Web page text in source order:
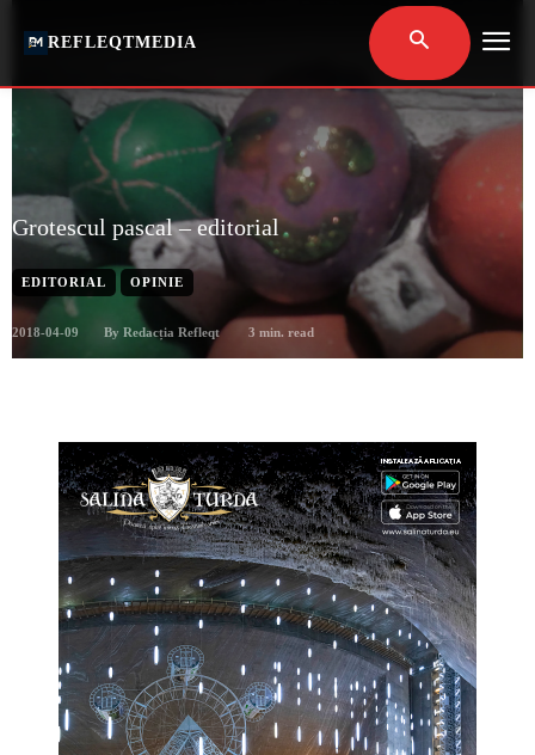
REFLEQTMEDIA
Grotescul pascal – editorial
EDITORIAL OPINIE
2018-04-09 By Redacția Refleqt 3 min. read